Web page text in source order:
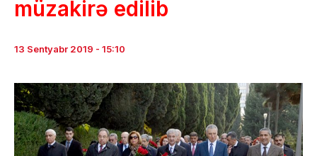
müzakirə edilib
13 Sentyabr 2019 - 15:10